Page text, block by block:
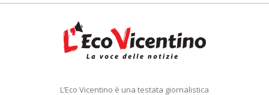
L’Eco Vicentino è una testata giornalistica